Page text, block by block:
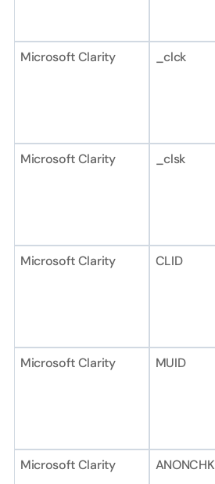
Microsoft Clarity _clck
Microsoft Clarity _clsk
Microsoft Clarity CLID
Microsoft Clarity MUID
Microsoft Clarity ANONCHK